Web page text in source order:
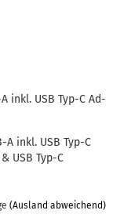
inkl. USB Typ-C Ad­
A inkl. USB Typ-C
USB Typ-C
(Ausland abweichend)